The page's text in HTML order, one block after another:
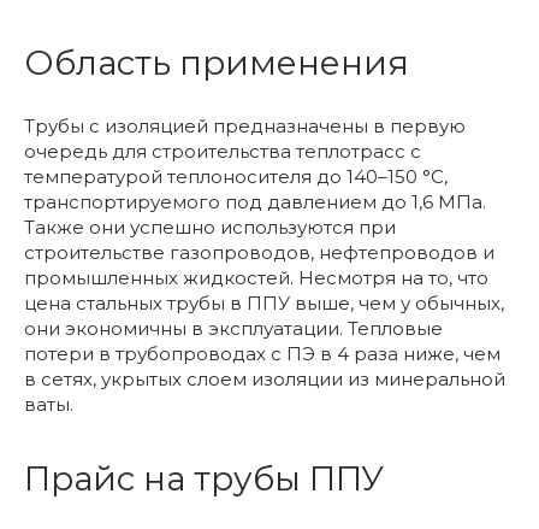
Область применения
Трубы с изоляцией предназначены в первую
очередь для строительства теплотрасс с
температурой теплоносителя до 140–150 °С,
транспортируемого под давлением до 1,6 МПа.
Также они успешно используются при
строительстве газопроводов, нефтепроводов и
промышленных жидкостей. Несмотря на то, что
цена стальных трубы в ППУ выше, чем у обычных,
они экономичны в эксплуатации. Тепловые
потери в трубопроводах с ПЭ в 4 раза ниже, чем
в сетях, укрытых слоем изоляции из минеральной
ваты.
Прайс на трубы ППУ